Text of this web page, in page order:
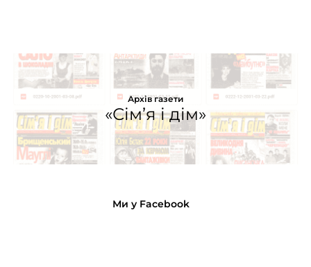
Архів газети
«Сім’я і дім»
Ми у Facebook